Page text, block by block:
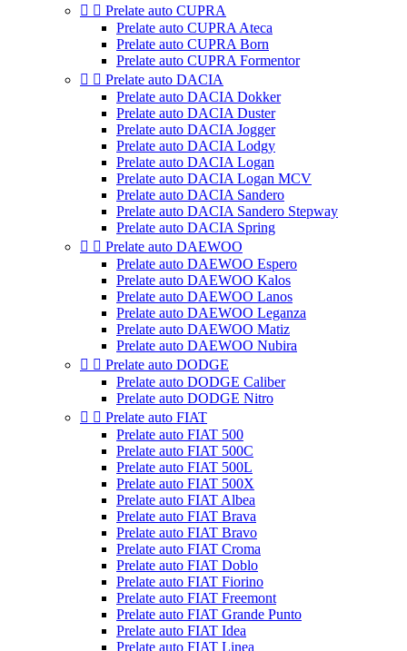
  Prelate auto CUPRA
Prelate auto CUPRA Ateca
Prelate auto CUPRA Born
Prelate auto CUPRA Formentor
  Prelate auto DACIA
Prelate auto DACIA Dokker
Prelate auto DACIA Duster
Prelate auto DACIA Jogger
Prelate auto DACIA Lodgy
Prelate auto DACIA Logan
Prelate auto DACIA Logan MCV
Prelate auto DACIA Sandero
Prelate auto DACIA Sandero Stepway
Prelate auto DACIA Spring
  Prelate auto DAEWOO
Prelate auto DAEWOO Espero
Prelate auto DAEWOO Kalos
Prelate auto DAEWOO Lanos
Prelate auto DAEWOO Leganza
Prelate auto DAEWOO Matiz
Prelate auto DAEWOO Nubira
  Prelate auto DODGE
Prelate auto DODGE Caliber
Prelate auto DODGE Nitro
  Prelate auto FIAT
Prelate auto FIAT 500
Prelate auto FIAT 500C
Prelate auto FIAT 500L
Prelate auto FIAT 500X
Prelate auto FIAT Albea
Prelate auto FIAT Brava
Prelate auto FIAT Bravo
Prelate auto FIAT Croma
Prelate auto FIAT Doblo
Prelate auto FIAT Fiorino
Prelate auto FIAT Freemont
Prelate auto FIAT Grande Punto
Prelate auto FIAT Idea
Prelate auto FIAT Linea